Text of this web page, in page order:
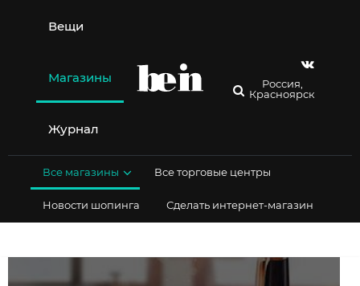
содержимому
Вещи
Магазины
Журнал
Россия,
Красноярск
Все магазины Все торговые центры
Новости шопинга Сделать интернет-магазин